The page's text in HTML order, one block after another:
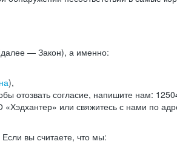
— Закон), а именно:
),
отозвать согласие, напишите нам:
или свяжитесь с нами по
Если вы считаете, что мы: